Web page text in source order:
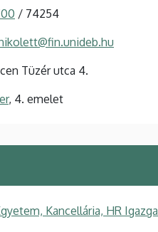
/ 74254
Tüzér utca 4.
, 4. emelet
Kancellária, HR